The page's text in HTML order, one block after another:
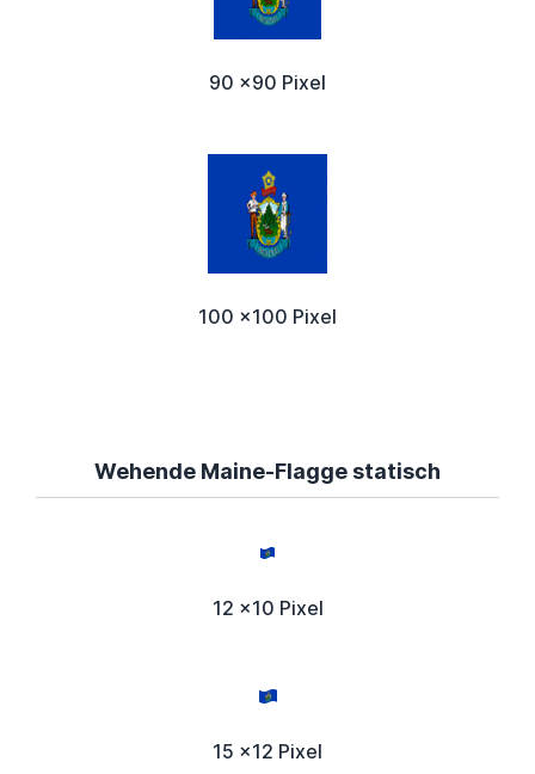
90 x90 Pixel
100 x100 Pixel
Wehende Maine-Flagge statisch
12 x10 Pixel
15 x12 Pixel